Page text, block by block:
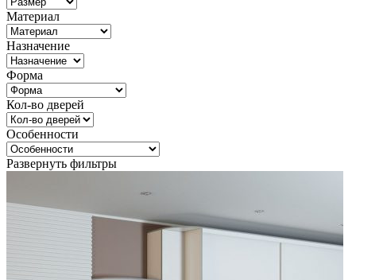
Материал
Назначение
Форма
Кол-во дверей
Особенности
Развернуть фильтры